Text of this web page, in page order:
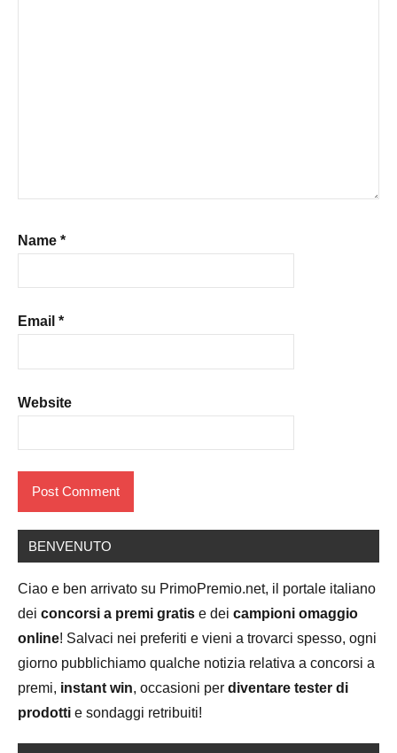
Name *
Email *
Website
BENVENUTO
Ciao e ben arrivato su PrimoPremio.net, il portale italiano
dei concorsi a premi gratis e dei campioni omaggio
online! Salvaci nei preferiti e vieni a trovarci spesso, ogni
giorno pubblichiamo qualche notizia relativa a concorsi a
premi, instant win, occasioni per diventare tester di
prodotti e sondaggi retribuiti!